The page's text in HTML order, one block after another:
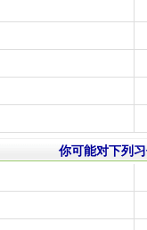
你可能对下列